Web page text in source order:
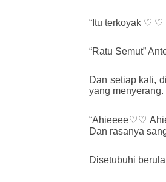
“Itu terkoyak ♡
“Ratu Semut”
Dan setiap kali,
yang
“Ahieeee♡♡
Dan rasanya
Disetubuhi